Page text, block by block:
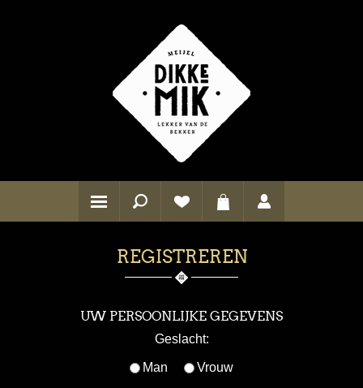
REGISTREREN
UW PERSOONLIJKE GEGEVENS
Geslacht:
Man Vrouw